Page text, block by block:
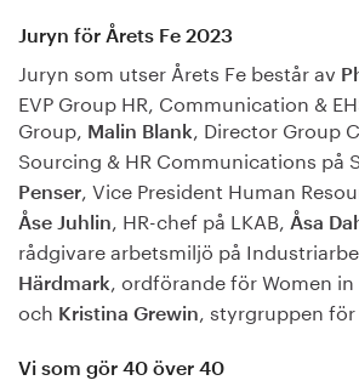
Juryn för Årets Fe 2023
Juryn som utser Årets Fe består av
EVP Group HR, Communication &
Group, Malin Blank, Director Group
Sourcing & HR Communications på
Penser, Vice President Human
Åse Juhlin, HR-chef på LKAB, Åsa
rådgivare arbetsmiljö på
Härdmark, ordförande för Women
och Kristina Grewin, styrgruppen
Vi som gör 40 över 40